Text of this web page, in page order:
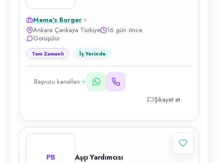
Mama's Burger
Ankara Çankaya Türkiye
16 gün önce
Görüşülür
Tam Zamanlı İş Yerinde
Başvuru kanalları
Şikayet et
PB Aşçı Yardımcısı